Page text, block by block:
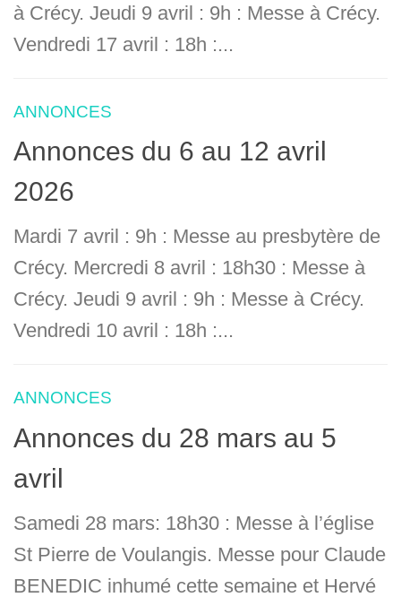
à Crécy. Jeudi 9 avril : 9h : Messe à Crécy.
Vendredi 17 avril : 18h :...
ANNONCES
Annonces du 6 au 12 avril
2026
Mardi 7 avril : 9h : Messe au presbytère de
Crécy. Mercredi 8 avril : 18h30 : Messe à
Crécy. Jeudi 9 avril : 9h : Messe à Crécy.
Vendredi 10 avril : 18h :...
ANNONCES
Annonces du 28 mars au 5
avril
Samedi 28 mars: 18h30 : Messe à l’église
St Pierre de Voulangis. Messe pour Claude
BENEDIC inhumé cette semaine et Hervé